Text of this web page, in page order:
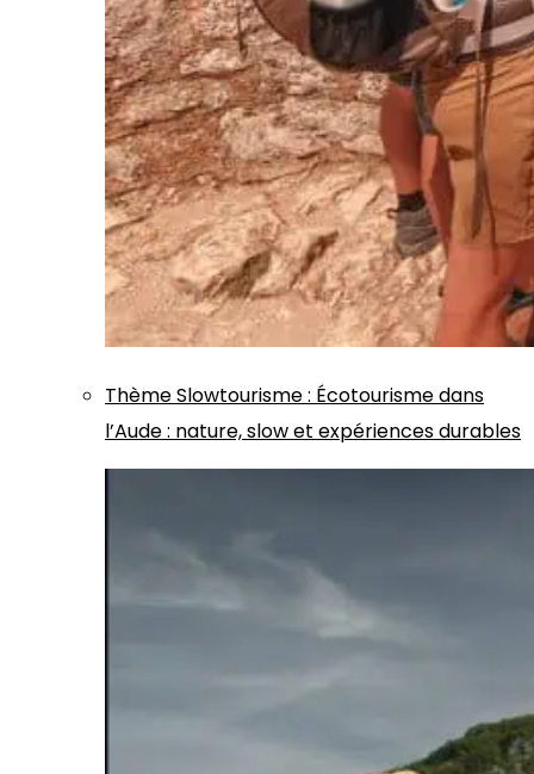
ThèmeSlowtourisme: Écotourisme dans
l’Aude : nature, slow et expériences durables